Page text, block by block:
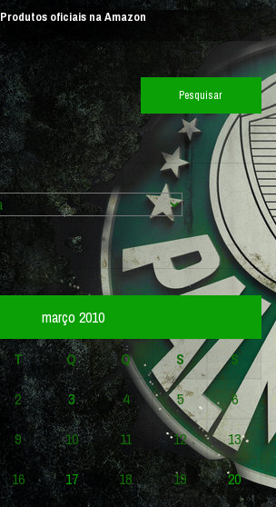
Produtos oficiais na Amazon
Pesquisar
por:
março 2010
T Q Q S
S
2 3 4 5
6
9 10 11 12
13
16 17 18 19
20